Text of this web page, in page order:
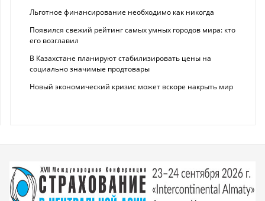
Льготное финансирование необходимо как никогда
Появился свежий рейтинг самых умных городов мира: кто
его возглавил
В Казахстане планируют стабилизировать цены на
социально значимые продтовары
Новый экономический кризис может вскоре накрыть мир